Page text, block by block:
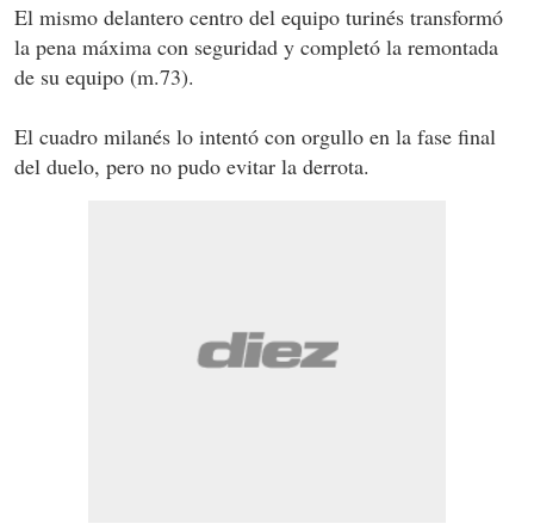
El mismo delantero centro del equipo turinés transformó
la pena máxima con seguridad y completó la remontada
de su equipo (m.73).
El cuadro milanés lo intentó con orgullo en la fase final
del duelo, pero no pudo evitar la derrota.